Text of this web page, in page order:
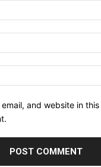
email, and website in